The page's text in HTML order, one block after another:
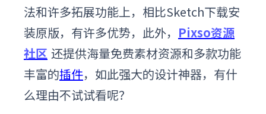
法和许多拓展功能上，相比Sketch下载安
装原版，有许多优势，此外， Pixso资源
社区 还提供海量免费素材资源和多款功能
丰富的插件，如此强大的设计神器，有什
么理由不试试看呢？